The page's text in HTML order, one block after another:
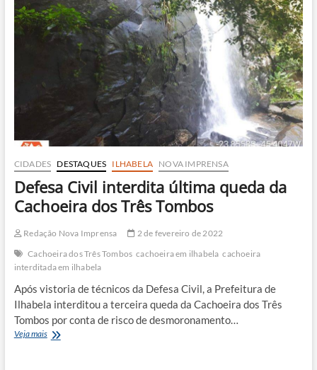
de
advertência
na
Cachoeira
Paquetá
CIDADES DESTAQUES ILHABELA NOVA IMPRENSA
Defesa Civil interdita última queda da
Cachoeira dos Três Tombos
Redação Nova Imprensa
2 de fevereiro de 2022
Cachoeira dos Três Tombos cachoeira em ilhabela cachoeira
interditada em ilhabela
Após vistoria de técnicos da Defesa Civil, a Prefeitura de
Ilhabela interditou a terceira queda da Cachoeira dos Três
Tombos por conta de risco de desmoronamento…
Veja maisDefesa